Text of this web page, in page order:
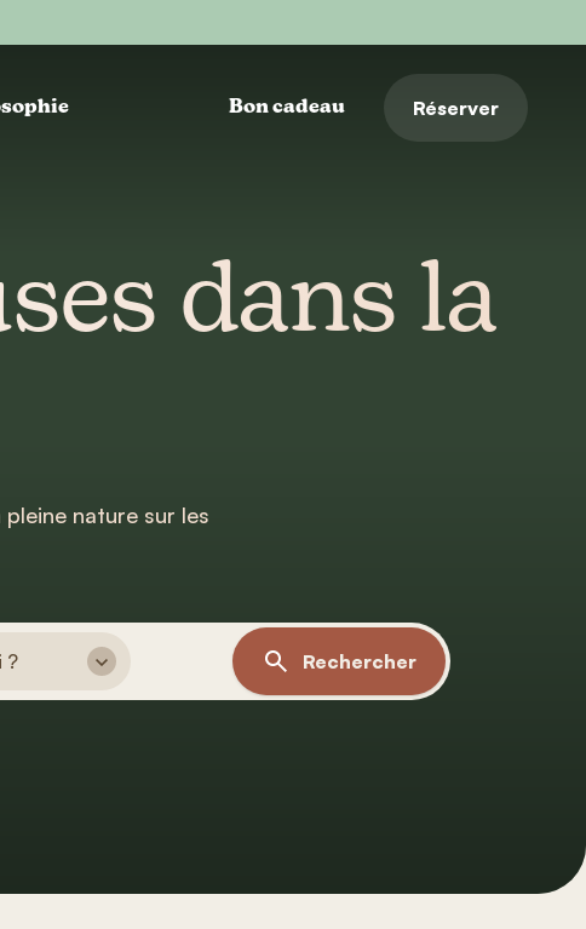
Bon cadeau Réserver
dans la
nature sur les
? Rechercher